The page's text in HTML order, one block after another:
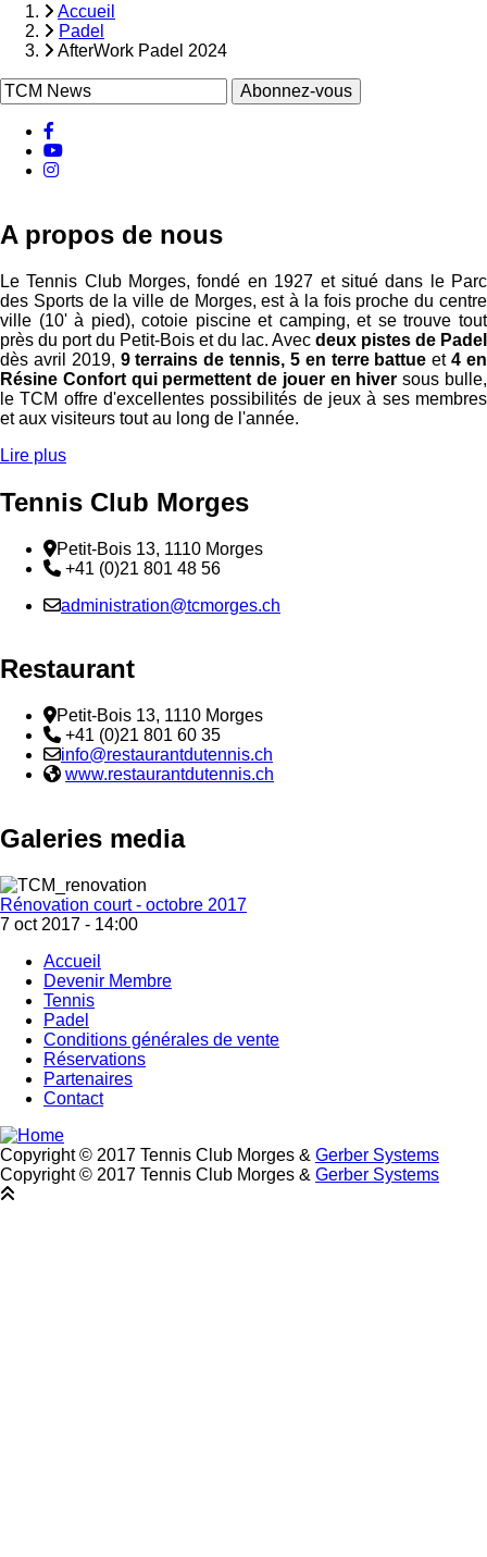
Fil
Accueil
Padel
AfterWork Padel 2024
Youtube
instagram
A propos de nous
Le Tennis Club Morges, fondé en 1927 et situé dans le Parc
des Sports de la ville de Morges, est à la fois proche du centre
ville (10' à pied), cotoie piscine et camping, et se trouve tout
près du port du Petit-Bois et du lac. Avec deux pistes de Padel
dès avril 2019, 9 terrains de tennis, 5 en terre battue et4 en
Résine Confort qui permettent de jouer en hiversous bulle,
le TCM offre d'excellentes possibilités de jeux à ses membres
et aux visiteurs tout au long de l'année.
Lire plus
Tennis Club Morges
Adresse
Petit-Bois 13, 1110 Morges
Téléphone:
+41 (0)21 801 48 56
Email :
administration@tcmorges.ch
Restaurant
Adresse
Petit-Bois 13, 1110 Morges
Téléphone:
+41 (0)21 801 60 35
Email :
info@restaurantdutennis.ch
Site web:
www.restaurantdutennis.ch
Galeries media
Rénovation court - octobre 2017
7 oct 2017 - 14:00
Footer
menu
Accueil
Devenir Membre
Tennis
Padel
Conditions générales de vente
Réservations
Partenaires
Contact
Copyright © 2017 Tennis Club Morges & Gerber Systems
Copyright © 2017 Tennis Club Morges & Gerber Systems